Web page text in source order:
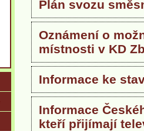
Plán svozu
Oznámení o
místnosti v KD
Informace ke
Informace
kteří přijímají